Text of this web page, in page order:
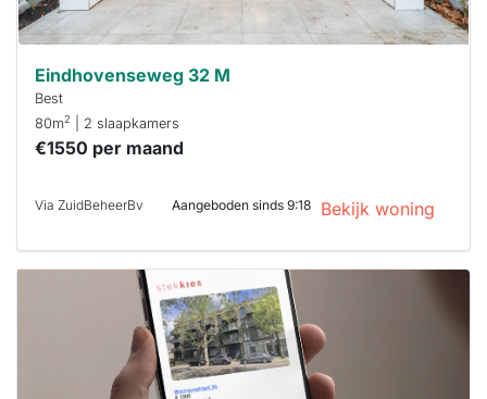
Eindhovenseweg 32 M
Best
80m2 | 2 slaapkamers
€1550 per maand
Via ZuidBeheerBv Aangeboden sinds 9:18 Bekijk woning